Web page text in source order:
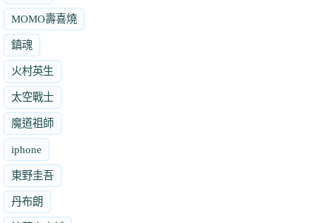
MOMO壽喜燒
鎮魂
火村英生
太空戰士
魔道祖師
iphone
東野圭吾
丹布朗